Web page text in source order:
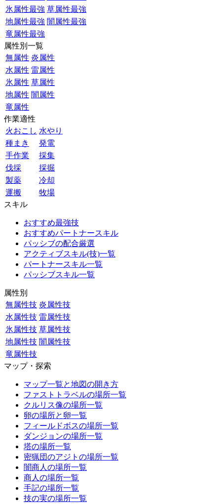
氷属性最強 草属性最強
地属性最強 闇属性最強
竜属性最強
属性別一覧
無属性 炎属性
水属性 雷属性
氷属性 草属性
地属性 闇属性
竜属性
作業適性
火おこし 水やり
種まき
発電
手作業
採集
伐採
採掘
製薬
冷却
運搬
牧場
スキル
おすすめ最強技
おすすめパートナースキル
パッシブの配合厳選
アクティブスキル(技)一覧
パートナースキル一覧
パッシブスキル一覧
属性別
無属性技 炎属性技
水属性技 雷属性技
氷属性技 草属性技
地属性技 闇属性技
竜属性技
マップ・探索
マップ一覧と地図の開き方
ファストトラベルの場所一覧
クルリス像の場所一覧
卵の場所と卵一覧
フィールドボスの場所一覧
ダンジョンの場所一覧
塔の場所一覧
密猟団のアジトの場所一覧
闇商人の場所一覧
商人の場所一覧
手記の場所一覧
技の実の場所一覧